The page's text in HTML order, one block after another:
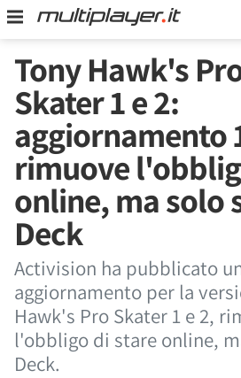
Tony Hawk's
Skater 1 e 2:
aggiornamento
rimuove
online, ma solo
Deck
Activision ha pubblicato
aggiornamento per la
Hawk's Pro Skater 1 e 2,
l'obbligo di stare online,
Deck.